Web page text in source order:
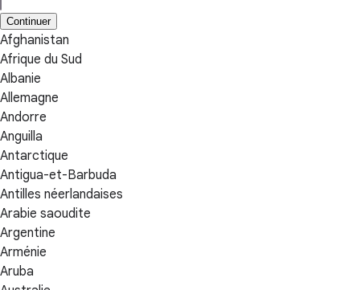
Continuer
Afghanistan
Afrique du Sud
Albanie
Allemagne
Andorre
Anguilla
Antarctique
Antigua-et-Barbuda
Antilles néerlandaises
Arabie saoudite
Argentine
Arménie
Aruba